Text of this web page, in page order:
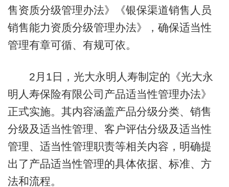
售资质分级管理办法》《银保渠道销售人员
销售能力资质分级管理办法》，确保适当性
管理有章可循、有规可依。
2月1日，光大永明人寿制定的《光大永
明人寿保险有限公司产品适当性管理办法》
正式实施。其内容涵盖产品分级分类、销售
分级及适当性管理、客户评估分级及适当性
管理、适当性管理职责等相关内容，明确提
出了产品适当性管理的具体依据、标准、方
法和流程。